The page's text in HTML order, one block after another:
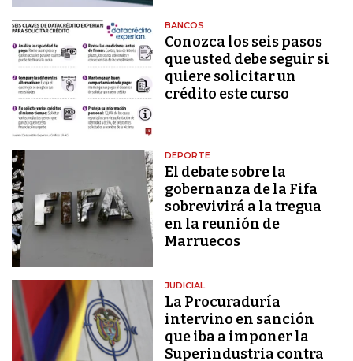
BANCOS
Conozca los seis pasos
que usted debe seguir si
quiere solicitar un
crédito este curso
DEPORTE
El debate sobre la
gobernanza de la Fifa
sobrevivirá a la tregua
en la reunión de
Marruecos
JUDICIAL
La Procuraduría
intervino en sanción
que iba a imponer la
Superindustria contra